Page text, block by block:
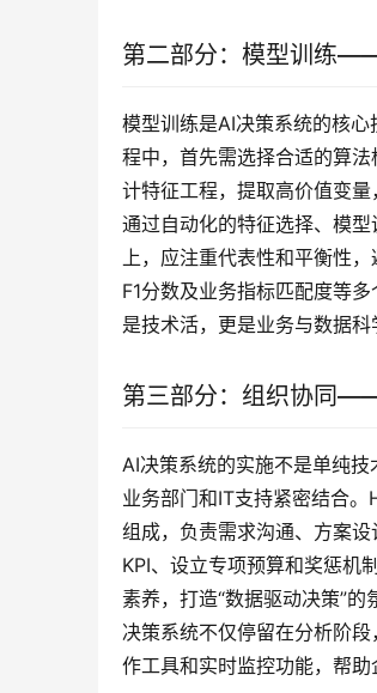
第二部分：模型训练
模型训练是AI决策系统的核
程中，首先需选择合适的算
计特征工程，提取高价值变
通过自动化的特征选择、模
上，应注重代表性和平衡性
F1分数及业务指标匹配度等
是技术活，更是业务与数据科
第三部分：组织协同
AI决策系统的实施不是单纯
业务部门和IT支持紧密结合。
组成，负责需求沟通、方案
KPI、设立专项预算和奖惩机
素养，打造“数据驱动决策”
决策系统不仅停留在分析阶
作工具和实时监控功能，帮助